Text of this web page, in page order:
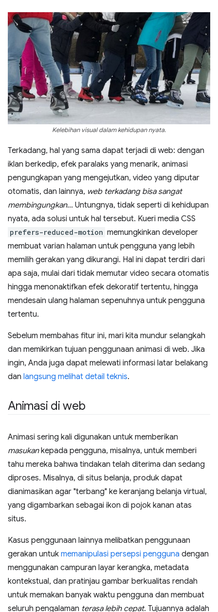
Kelebihan visual dalam kehidupan nyata.
Terkadang, hal yang sama dapat terjadi di web: dengan
iklan berkedip, efek paralaks yang menarik, animasi
pengungkapan yang mengejutkan, video yang diputar
otomatis, dan lainnya, web terkadang bisa sangat
membingungkan… Untungnya, tidak seperti di kehidupan
nyata, ada solusi untuk hal tersebut. Kueri media CSS
prefers-reduced-motion memungkinkan developer
membuat varian halaman untuk pengguna yang lebih
memilih gerakan yang dikurangi. Hal ini dapat terdiri dari
apa saja, mulai dari tidak memutar video secara otomatis
hingga menonaktifkan efek dekoratif tertentu, hingga
mendesain ulang halaman sepenuhnya untuk pengguna
tertentu.
Sebelum membahas fitur ini, mari kita mundur selangkah
dan memikirkan tujuan penggunaan animasi di web. Jika
ingin, Anda juga dapat melewati informasi latar belakang
dan langsung melihat detail teknis.
Animasi di web
Animasi sering kali digunakan untuk memberikan
masukankepada pengguna, misalnya, untuk memberi
tahu mereka bahwa tindakan telah diterima dan sedang
diproses. Misalnya, di situs belanja, produk dapat
dianimasikan agar "terbang" ke keranjang belanja virtual,
yang digambarkan sebagai ikon di pojok kanan atas
situs.
Kasus penggunaan lainnya melibatkan penggunaan
gerakan untuk memanipulasi persepsi pengguna dengan
menggunakan campuran layar kerangka, metadata
kontekstual, dan pratinjau gambar berkualitas rendah
untuk memakan banyak waktu pengguna dan membuat
seluruh pengalaman terasa lebih cepat. Tujuannya adalah